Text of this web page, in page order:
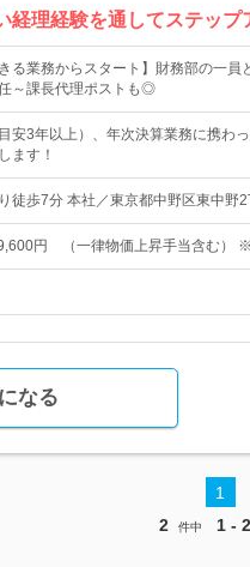
理経験を通してステッ
る業務からスタート】財務部の一
～課長代理ポストも◎
安3年以上）、年次決算業務に携わ
ます！
徒歩7分 本社／東京都中野区東中野
円 （一律物価上昇手当含む）
なる
1
2
件中 1 - 2